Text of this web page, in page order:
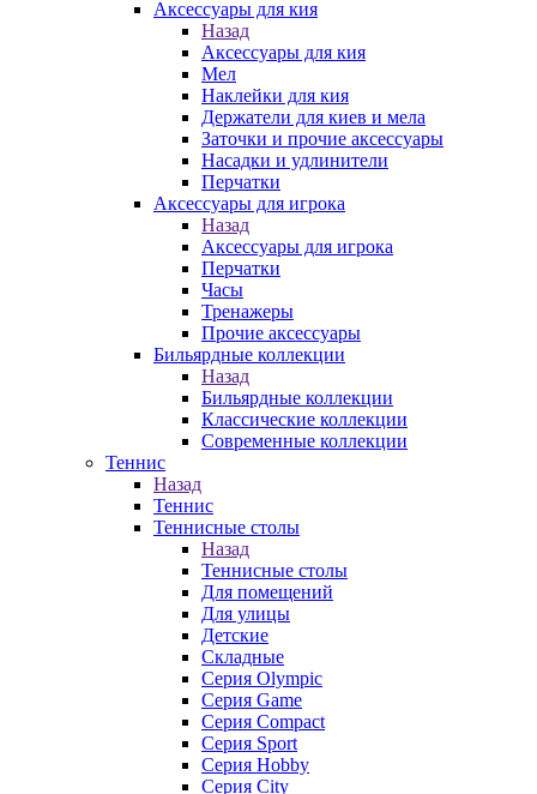
Аксессуары для кия
Назад
Аксессуары для кия
Мел
Наклейки для кия
Держатели для киев и мела
Заточки и прочие аксессуары
Насадки и удлинители
Перчатки
Аксессуары для игрока
Назад
Аксессуары для игрока
Перчатки
Часы
Тренажеры
Прочие аксессуары
Бильярдные коллекции
Назад
Бильярдные коллекции
Классические коллекции
Современные коллекции
Теннис
Назад
Теннис
Теннисные столы
Назад
Теннисные столы
Для помещений
Для улицы
Детские
Складные
Серия Olympic
Серия Game
Серия Compact
Серия Sport
Серия Hobby
Серия City